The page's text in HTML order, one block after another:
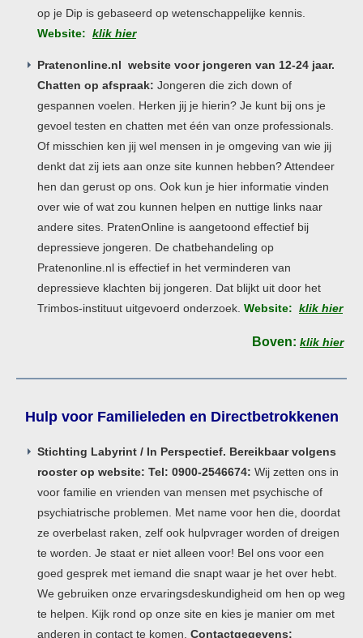
op je Dip is gebaseerd op wetenschappelijke kennis.
Website: klik hier
Pratenonline.nl website voor jongeren van 12-24 jaar.
Chatten op afspraak: Jongeren die zich down of
gespannen voelen. Herken jij je hierin? Je kunt bij ons je
gevoel testen en chatten met één van onze professionals.
Of misschien ken jij wel mensen in je omgeving van wie jij
denkt dat zij iets aan onze site kunnen hebben? Attendeer
hen dan gerust op ons. Ook kun je hier informatie vinden
over wie of wat zou kunnen helpen en nuttige links naar
andere sites. PratenOnline is aangetoond effectief bij
depressieve jongeren. De chatbehandeling op
Pratenonline.nl is effectief in het verminderen van
depressieve klachten bij jongeren. Dat blijkt uit door het
Trimbos-instituut uitgevoerd onderzoek. Website: klik hier
Boven: klik hier
Hulp voor Familieleden en Directbetrokkenen
Stichting Labyrint / In Perspectief. Bereikbaar volgens
rooster op website: Tel: 0900-2546674: Wij zetten ons in
voor familie en vrienden van mensen met psychische of
psychiatrische problemen. Met name voor hen die, doordat
ze overbelast raken, zelf ook hulpvrager worden of dreigen
te worden. Je staat er niet alleen voor! Bel ons voor een
goed gesprek met iemand die snapt waar je het over hebt.
We gebruiken onze ervaringsdeskundigheid om hen op weg
te helpen. Kijk rond op onze site en kies je manier om met
anderen in contact te komen. Contactgegevens: